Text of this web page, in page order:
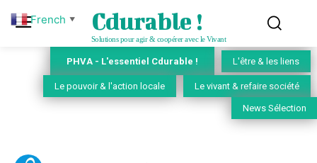
Cdurable !
Solutions pour agir & coopérer avec le Vivant
PHVA - L'essentiel Cdurable ! L'être & les liens
Le pouvoir & l'action locale Le vivant & refaire société
News Sélection
French ▼